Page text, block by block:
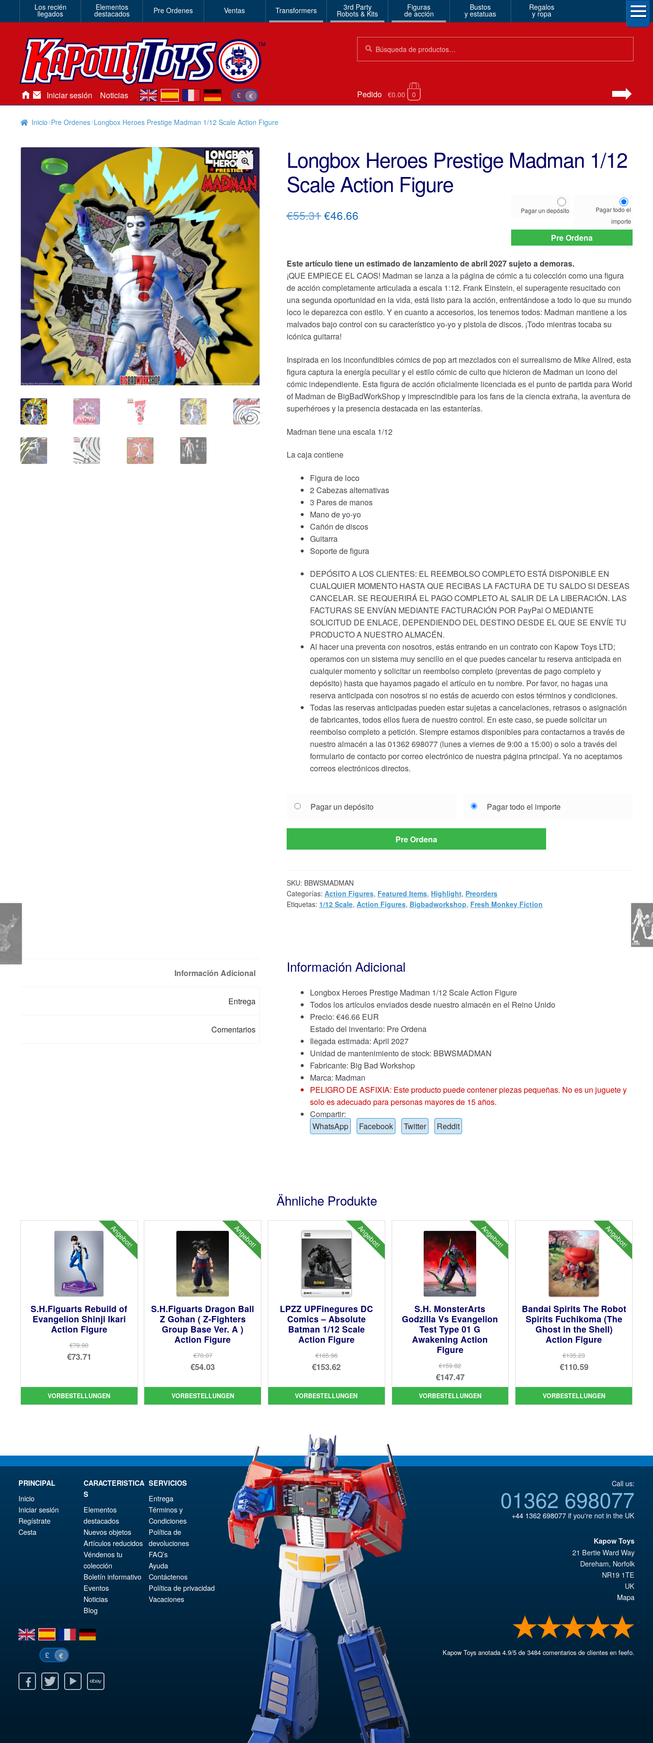
Los recién
llegados
Elementos
destacados Pre Ordenes Ventas Transformers 3rd Party
Robots & Kits
Figuras
de acción
Bustos
y estatuas
Regalos
y ropa
Iniciar sesión Noticias £ €
en es de Pedido €0.00 0
Inicio Pre Ordenes Longbox Heroes Prestige Madman 1/12 Scale Action Figure
🔍
Longbox Heroes Prestige Madman 1/12
Scale Action Figure
yourPagar un depósito
Pagar todo el
importe
Pre Ordena
€55.31El
era:
€55.31.
€46.66El
es:
€46.66.
Este artículo tiene un estimado de lanzamiento de abril 2027 sujeto a demoras.
¡QUE EMPIECE EL CAOS! Madman se lanza a la página de cómic a tu colección como una figura
de acción completamente articulada a escala 1:12. Frank Einstein, el superagente resucitado con
una segunda oportunidad en la vida, está listo para la acción, enfrentándose a todo lo que su mundo
loco le deparezca con estilo. Y en cuanto a accesorios, los tenemos todos: Madman mantiene a los
malvados bajo control con su característico yo-yo y pistola de discos. ¡Todo mientras tocaba su
icónica guitarra!
Inspirada en los inconfundibles cómics de pop art mezclados con el surrealismo de Mike Allred, esta
figura captura la energía peculiar y el estilo cómic de culto que hicieron de Madman un icono del
cómic independiente. Esta figura de acción oficialmente licenciada es el punto de partida para World
of Madman de BigBadWorkShop y imprescindible para los fans de la ciencia extraña, la aventura de
superhéroes y la presencia destacada en las estanterías.
Madman tiene una escala 1/12
La caja contiene
Figura de loco
2 Cabezas alternativas
3 Pares de manos
Mano de yo-yo
Cañón de discos
Guitarra
Soporte de figura
DEPÓSITO A LOS CLIENTES: EL REEMBOLSO COMPLETO ESTÁ DISPONIBLE EN
CUALQUIER MOMENTO HASTA QUE RECIBAS LA FACTURA DE TU SALDO SI DESEAS
CANCELAR. SE REQUERIRÁ EL PAGO COMPLETO AL SALIR DE LA LIBERACIÓN. LAS
FACTURAS SE ENVÍAN MEDIANTE FACTURACIÓN POR PayPal O MEDIANTE
SOLICITUD DE ENLACE, DEPENDIENDO DEL DESTINO DESDE EL QUE SE ENVÍE TU
PRODUCTO A NUESTRO ALMACÉN.
Al hacer una preventa con nosotros, estás entrando en un contrato con Kapow Toys LTD;
operamos con un sistema muy sencillo en el que puedes cancelar tu reserva anticipada en
cualquier momento y solicitar un reembolso completo (preventas de pago completo y
depósito) hasta que hayamos pagado el artículo en tu nombre. Por favor, no hagas una
reserva anticipada con nosotros si no estás de acuerdo con estos términos y condiciones.
Todas las reservas anticipadas pueden estar sujetas a cancelaciones, retrasos o asignación
de fabricantes, todos ellos fuera de nuestro control. En este caso, se puede solicitar un
reembolso completo a petición. Siempre estamos disponibles para contactarnos a través de
nuestro almacén a las 01362 698077 (lunes a viernes de 9:00 a 15:00) o solo a través del
formulario de contacto por correo electrónico de nuestra página principal. Ya no aceptamos
correos electrónicos directos.
your
Pagar un depósito Pagar todo el importe
Pre Ordena
SKU: BBWSMADMAN
Categorías: Action Figures, Featured Items, Highlight, Preorders
Etiquetas: 1/12 Scale, Action Figures, Bigbadworkshop, Fresh Monkey Fiction
Información Adicional
Entrega
Comentarios
Información Adicional
Longbox Heroes Prestige Madman 1/12 Scale Action Figure
Todos los artículos enviados desde nuestro almacén en el Reino Unido
Precio: €46.66 EUR
Estado del inventario: Pre Ordena
Ilegada estimada: April 2027
Unidad de mantenimiento de stock: BBWSMADMAN
Fabricante: Big Bad Workshop
Marca: Madman
PELIGRO DE ASFIXIA: Este producto puede contener piezas pequeñas. No es un juguete y
solo es adecuado para personas mayores de 15 años.
Compartir:
WhatsApp
Facebook Twitter Reddit
Ähnliche Produkte
Angebot!
S.H.Figuarts Rebuild of
Evangelion Shinji Ikari
Action Figure
€79.90
Ursprünglicher
€79.90
€73.71
ist:
€73.71.
VORBESTELLUNGEN
Angebot!
S.H.Figuarts Dragon Ball
Z Gohan ( Z-Fighters
Group Base Ver. A )
Action Figure
€70.07
Ursprünglicher
war:
€70.07
€54.03
Preis
ist:
VORBESTELLUNGEN
Angebot!
LPZZ UPFinegures DC
Comics – Absolute
Batman 1/12 Scale
Action Figure
€165.96
Ursprünglicher
war:
€165.96
€153.62
Preis
ist:
VORBESTELLUNGEN
Angebot!
S.H. MonsterArts
Godzilla Vs Evangelion
Test Type 01 G
Awakening Action
Figure
€159.82
Ursprünglicher
Preis
war:
€147.47
Aktueller
Preis
VORBESTELLUNGEN
Angebot!
Bandai Spirits The Robot
Spirits Fuchikoma (The
Ghost in the Shell)
Action Figure
€135.23
Ursprünglicher
war:
€135.23
€110.59
Preis
ist:
VORBESTELLUNGEN
PRINCIPAL
Inicio
Iniciar sesión
Regístrate
Cesta
CARACTERISTICA
S
Elementos
destacados
Nuevos objetos
Artículos reducidos
Véndenos tu
colección
Boletín informativo
Eventos
Noticias
Blog
SERVICIOS
Entrega
Términos y
Condiciones
Política de
devoluciones
FAQ’s
Ayuda
Contáctenos
Política de privacidad
Vacaciones
en es fr de
£ €
Youtube Ebay
Call us:
01362 698077
+44 1362 698077if you're not in the UK
Kapow Toys
21 Bertie Ward Way
Dereham, Norfolk
NR19 1TE
UK
Mapa
Kapow Toys anotada4.9/5 de3484 comentarios de clientes en feefo.